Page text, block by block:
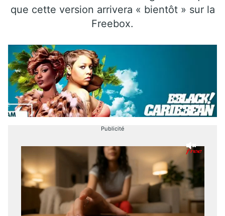
que cette version arrivera « bientôt » sur la
Freebox.
Publicité